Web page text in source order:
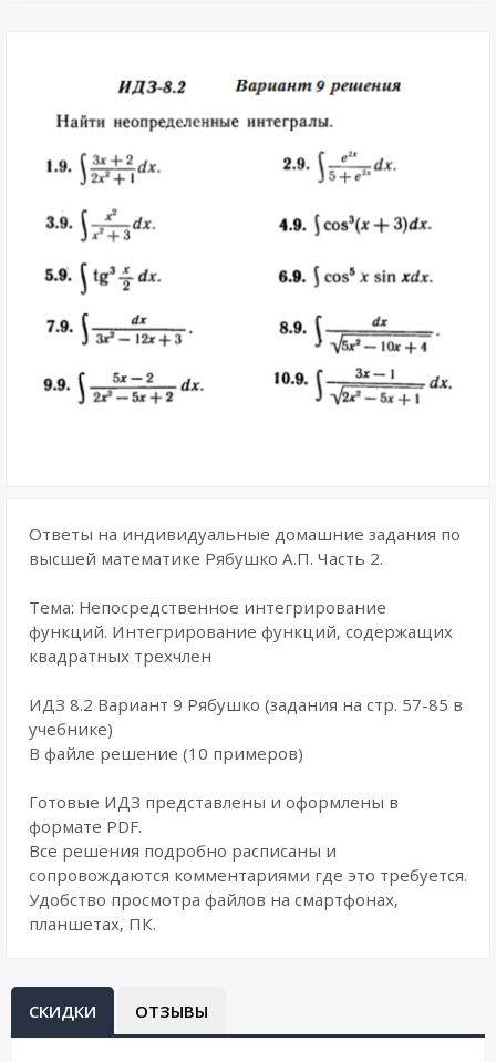
Ответы на индивидуальные домашние задания по
высшей математике Рябушко А.П. Часть 2.
Тема: Непосредственное интегрирование
функций. Интегрирование функций, содержащих
квадратных трехчлен
ИДЗ 8.2 Вариант 9 Рябушко (задания на стр. 57-85 в
учебнике)
В файле решение (10 примеров)
Готовые ИДЗ представлены и оформлены в
формате PDF.
Все решения подробно расписаны и
сопровождаются комментариями где это требуется.
Удобство просмотра файлов на смартфонах,
планшетах, ПК.
СКИДКИ ОТЗЫВЫ